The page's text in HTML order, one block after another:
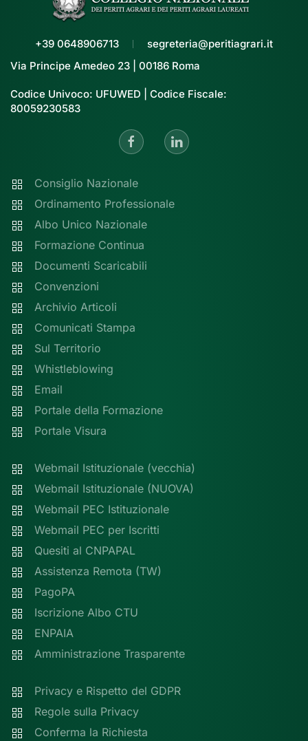
+39 0648906713
segreteria@peritiagrari.it
Via Principe Amedeo 23 | 00186 Roma
Codice Univoco: UFUWED | Codice Fiscale:
80059230583
Consiglio Nazionale
Ordinamento Professionale
Albo Unico Nazionale
Formazione Continua
Documenti Scaricabili
Convenzioni
Archivio Articoli
Comunicati Stampa
Sul Territorio
Whistleblowing
Email
Portale della Formazione
Portale Visura
Webmail Istituzionale (vecchia)
Webmail Istituzionale (NUOVA)
Webmail PEC Istituzionale
Webmail PEC per Iscritti
Quesiti al CNPAPAL
Assistenza Remota (TW)
PagoPA
Iscrizione Albo CTU
ENPAIA
Amministrazione Trasparente
Privacy e Rispetto del GDPR
Regole sulla Privacy
Conferma la Richiesta